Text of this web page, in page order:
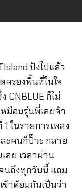
ปังไปแล้ว
ครองพื้นที่ในใจ
CNBLUE ก็ไม่
มือนรุ่นพี่เลยจ้า
ในรายการเพลง
ะคนก็ปั๊วะ กลาย
ลย เวลาผ่าน
นถึงทุกวันนี้ แถม
าด้อมกันเป็นว่า